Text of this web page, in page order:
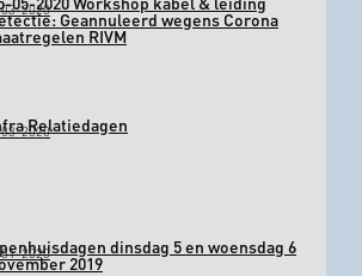
03-2020 Geannuleerd wegens Corona
RIVM
03-2020Relatiedagen
01-2020 dinsdag 5 en woensdag 6
2019